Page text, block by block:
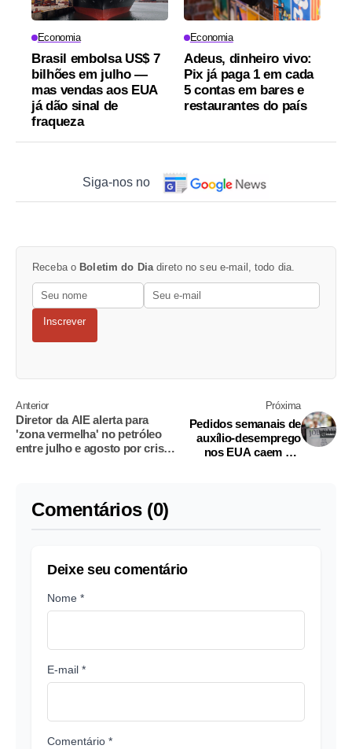
Economia
Brasil embolsa US$ 7
bilhões em julho —
mas vendas aos EUA
já dão sinal de
fraqueza
Economia
Adeus, dinheiro vivo:
Pix já paga 1 em cada
5 contas em bares e
restaurantes do país
Siga-nos no
Receba o Boletim do Diadireto no seu e-mail, todo dia.
Inscrever
Anterior
Diretor da AIE alerta para
'zona vermelha' no petróleo
entre julho e agosto por crise
Próxima
Pedidos semanais de
auxílio-desemprego
nos EUA caem em
Comentários (0)
Deixe seu comentário
Nome *
E-mail *
Comentário *